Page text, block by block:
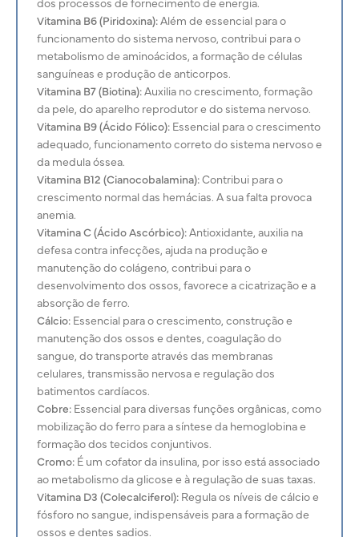
Vitamina B6 (Piridoxina):Além de essencial para o
funcionamento do sistema nervoso, contribui para o
metabolismo de aminoácidos, a formação de células
sanguíneas e produção de anticorpos.
Vitamina B7 (Biotina):Auxilia no crescimento, formação
da pele, do aparelho reprodutor e do sistema nervoso.
Vitamina B9 (Ácido Fólico):Essencial para o crescimento
adequado, funcionamento correto do sistema nervoso e
da medula óssea.
Vitamina B12 (Cianocobalamina):Contribui para o
crescimento normal das hemácias. A sua falta provoca
anemia.
Vitamina C (Ácido Ascórbico):Antioxidante, auxilia na
defesa contra infecções, ajuda na produção e
manutenção do colágeno, contribui para o
desenvolvimento dos ossos, favorece a cicatrização e a
absorção de ferro.
Cálcio: Essencial para o crescimento, construção e
manutenção dos ossos e dentes, coagulação do
sangue, do transporte através das membranas
celulares, transmissão nervosa e regulação dos
batimentos cardíacos.
Cobre: Essencial para diversas funções orgânicas, como
mobilização do ferro para a síntese da hemoglobina e
formação dos tecidos conjuntivos.
Cromo: É um cofator da insulina, por isso está associado
ao metabolismo da glicose e à regulação de suas taxas.
Vitamina D3 (Colecalciferol):Regula os níveis de cálcio e
fósforo no sangue, indispensáveis para a formação de
ossos e dentes sadios.